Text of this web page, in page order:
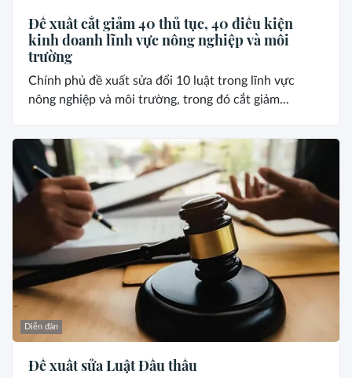
Đề xuất cắt giảm 40 thủ tục, 40 điều kiện
kinh doanh lĩnh vực nông nghiệp và môi
trường
Chính phủ đề xuất sửa đổi 10 luật trong lĩnh vực
nông nghiệp và môi trường, trong đó cắt giảm...
Diễn đàn
Đề xuất sửa Luật Đấu thầu